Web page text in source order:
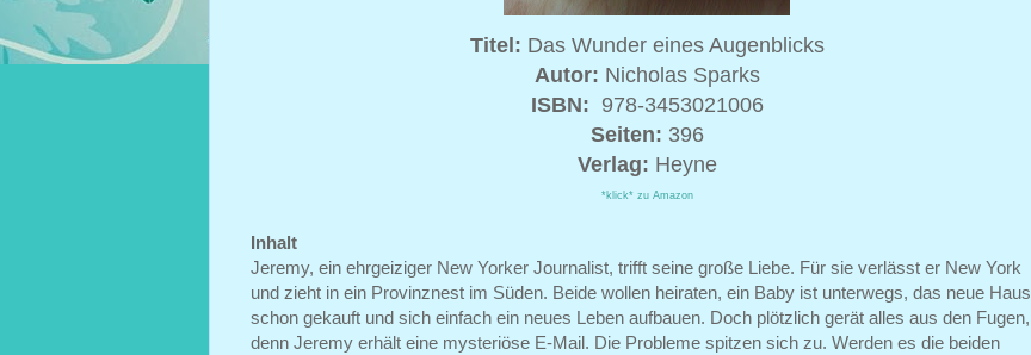
Titel: Das Wunder eines Augenblicks
Autor: Nicholas Sparks
ISBN: 978-3453021006
Seiten: 396
Verlag: Heyne
*klick* zu Amazon
Inhalt
Jeremy, ein ehrgeiziger New Yorker Journalist, trifft seine große Liebe. Für sie verlässt er New York
und zieht in ein Provinznest im Süden. Beide wollen heiraten, ein Baby ist unterwegs, das neue Haus
schon gekauft und sich einfach ein neues Leben aufbauen. Doch plötzlich gerät alles aus den Fugen,
denn Jeremy erhält eine mysteriöse E-Mail. Die Probleme spitzen sich zu. Werden es die beiden